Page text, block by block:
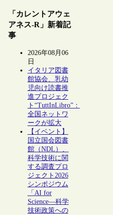
「カレントアウェ
アネス-R」新着記
事
2026年08月06
日
イタリア図書
館協会、乳幼
児向け読書推
進プロジェク
ト“TuttInLibro”：
全国ネットワ
ークが拡大
【イベント】
国立国会図書
館（NDL）、
科学技術に関
する調査プロ
ジェクト2026
シンポジウム
「AI for
Science―科学
技術政策への